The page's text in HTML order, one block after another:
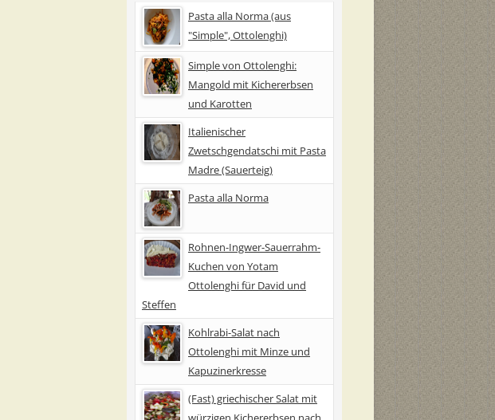
Pasta alla Norma (aus
"Simple", Ottolenghi)
Simple von Ottolenghi:
Mangold mit Kichererbsen
und Karotten
Italienischer
Zwetschgendatschi mit Pasta
Madre (Sauerteig)
Pasta alla Norma
Rohnen-Ingwer-Sauerrahm-
Kuchen von Yotam
Ottolenghi für David und
Steffen
Kohlrabi-Salat nach
Ottolenghi mit Minze und
Kapuzinerkresse
(Fast) griechischer Salat mit